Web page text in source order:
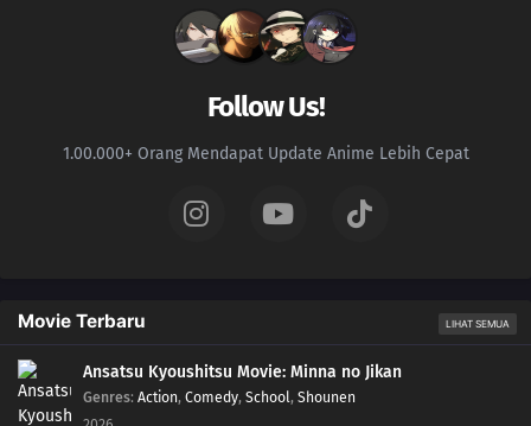
Follow Us!
1.00.000+ Orang Mendapat Update Anime Lebih Cepat
Movie Terbaru LIHAT SEMUA
Ansatsu Kyoushitsu Movie: Minna no Jikan
Genres: Action, Comedy, School, Shounen